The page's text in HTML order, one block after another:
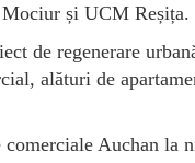
și UCM Reșița.
de regenerare
alături de
comerciale Auchan la